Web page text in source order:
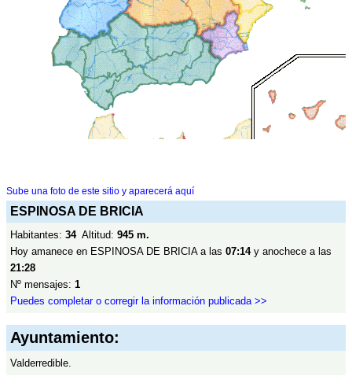
Sube una foto de este sitio y aparecerá aquí
ESPINOSA DE BRICIA
Habitantes: 34Altitud: 945 m.
Hoy amanece en ESPINOSA DE BRICIA a las 07:14y anochece a las
21:28
Nº mensajes: 1
Puedes completar o corregir la información publicada >>
Ayuntamiento:
Valderredible.